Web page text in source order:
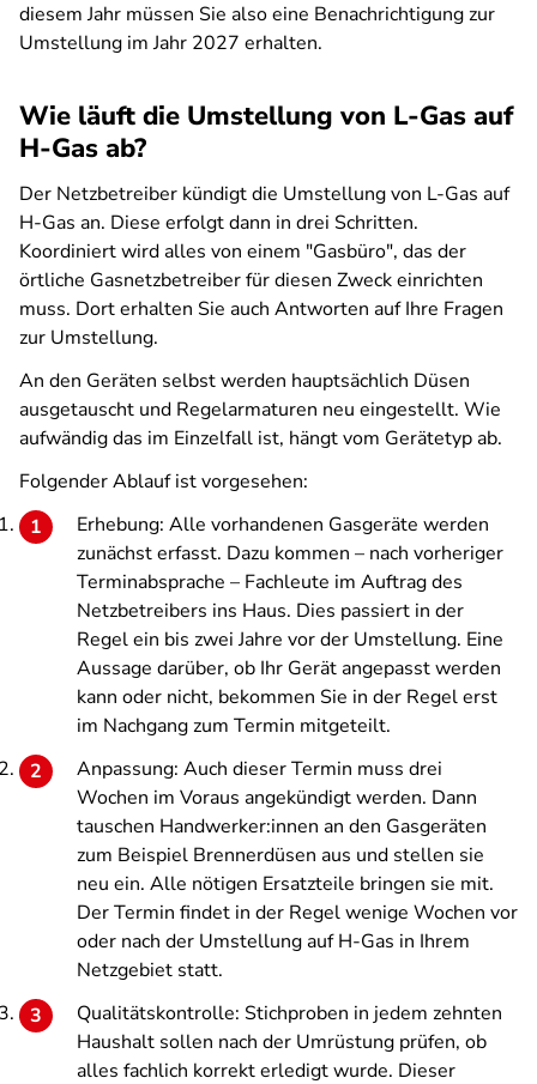
diesem Jahr müssen Sie also eine Benachrichtigung zur
Umstellung im Jahr 2027 erhalten.
Wie läuft die Umstellung von L-Gas auf
H-Gas ab?
Der Netzbetreiber kündigt die Umstellung von L-Gas auf
H-Gas an. Diese erfolgt dann in drei Schritten.
Koordiniert wird alles von einem "Gasbüro", das der
örtliche Gasnetzbetreiber für diesen Zweck einrichten
muss. Dort erhalten Sie auch Antworten auf Ihre Fragen
zur Umstellung.
An den Geräten selbst werden hauptsächlich Düsen
ausgetauscht und Regelarmaturen neu eingestellt. Wie
aufwändig das im Einzelfall ist, hängt vom Gerätetyp ab.
Folgender Ablauf ist vorgesehen:
Erhebung: Alle vorhandenen Gasgeräte werden
zunächst erfasst. Dazu kommen – nach vorheriger
Terminabsprache – Fachleute im Auftrag des
Netzbetreibers ins Haus. Dies passiert in der
Regel ein bis zwei Jahre vor der Umstellung. Eine
Aussage darüber, ob Ihr Gerät angepasst werden
kann oder nicht, bekommen Sie in der Regel erst
im Nachgang zum Termin mitgeteilt.
Anpassung: Auch dieser Termin muss drei
Wochen im Voraus angekündigt werden. Dann
tauschen Handwerker:innen an den Gasgeräten
zum Beispiel Brennerdüsen aus und stellen sie
neu ein. Alle nötigen Ersatzteile bringen sie mit.
Der Termin findet in der Regel wenige Wochen vor
oder nach der Umstellung auf H-Gas in Ihrem
Netzgebiet statt.
Qualitätskontrolle: Stichproben in jedem zehnten
Haushalt sollen nach der Umrüstung prüfen, ob
alles fachlich korrekt erledigt wurde. Dieser